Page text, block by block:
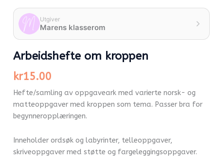
Utgiver
Marens klasserom
Arbeidshefte om kroppen
kr15.00
Hefte/samling av oppgaveark med varierte norsk- og
matteoppgaver med kroppen som tema. Passer bra for
begynneropplæringen.
Inneholder ordsøk og labyrinter, telleoppgaver,
skriveoppgaver med støtte og fargeleggingsoppgaver.